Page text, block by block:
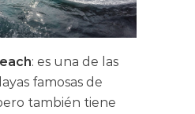
: es una de las
famosas de
también tiene